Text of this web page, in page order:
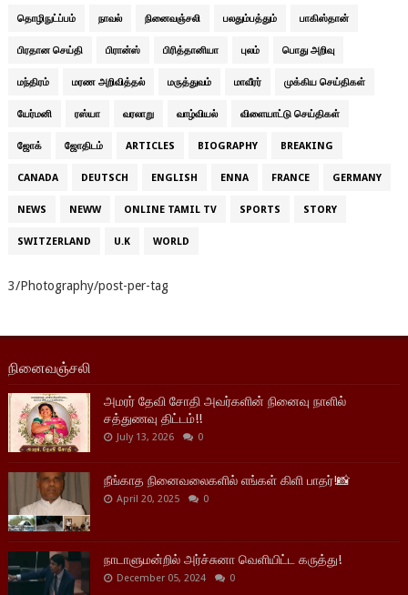
தொழிநுட்ப்பம் நாவல் நினைவஞ்சலி பலதும்பத்தும் பாகிஸ்தான்
பிரதான செய்தி பிரான்ஸ் பிரித்தானியா புலம் பொது அறிவு
மந்திரம் மரண அறிவித்தல் மருத்துவம் மாவீரர் முக்கிய செய்திகள்
யேர்மனி ரஸ்யா வரலாறு வாழ்வியல் விளையாட்டு செய்திகள்
ஜோக் ஜோதிடம் ARTICLES BIOGRAPHY BREAKING
CANADA DEUTSCH ENGLISH ENNA FRANCE GERMANY
NEWS NEWW ONLINE TAMIL TV SPORTS STORY
SWITZERLAND U.K WORLD
3/Photography/post-per-tag
நினைவஞ்சலி
அமரர் தேவி சோதி அவர்களின் நினைவு நாளில்
சத்துணவு திட்டம்!!
July 13, 2026 0
நீங்காத நினைவலைகளில் எங்கள் கிளி பாதர்!📸
April 20, 2025 0
நாடாளுமன்றில் அர்ச்சுனா வெளியிட்ட கருத்து!
December 05, 2024 0